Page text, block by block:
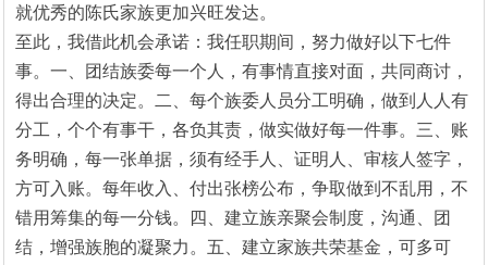
就优秀的陈氏家族更加兴旺发达。
至此，我借此机会承诺：我任职期间，努力做好以下七件
事。一、团结族委每一个人，有事情直接对面，共同商讨，
得出合理的决定。二、每个族委人员分工明确，做到人人有
分工，个个有事干，各负其责，做实做好每一件事。三、账
务明确，每一张单据，须有经手人、证明人、审核人签字，
方可入账。每年收入、付出张榜公布，争取做到不乱用，不
错用筹集的每一分钱。四、建立族亲聚会制度，沟通、团
结，增强族胞的凝聚力。五、建立家族共荣基金，可多可